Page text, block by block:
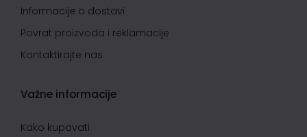
Informacije o dostavi
Povrat proizvoda i reklamacije
Kontaktirajte nas
Važne informacije
Kako kupovati